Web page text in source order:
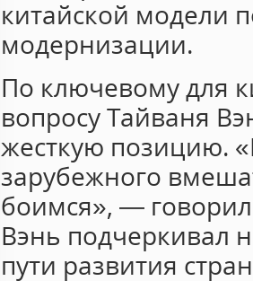
китайской модели
модернизации.
По ключевому для
вопросу Тайваня
жесткую позицию.
зарубежного
боимся», —
Вэнь подчеркивал
пути развития